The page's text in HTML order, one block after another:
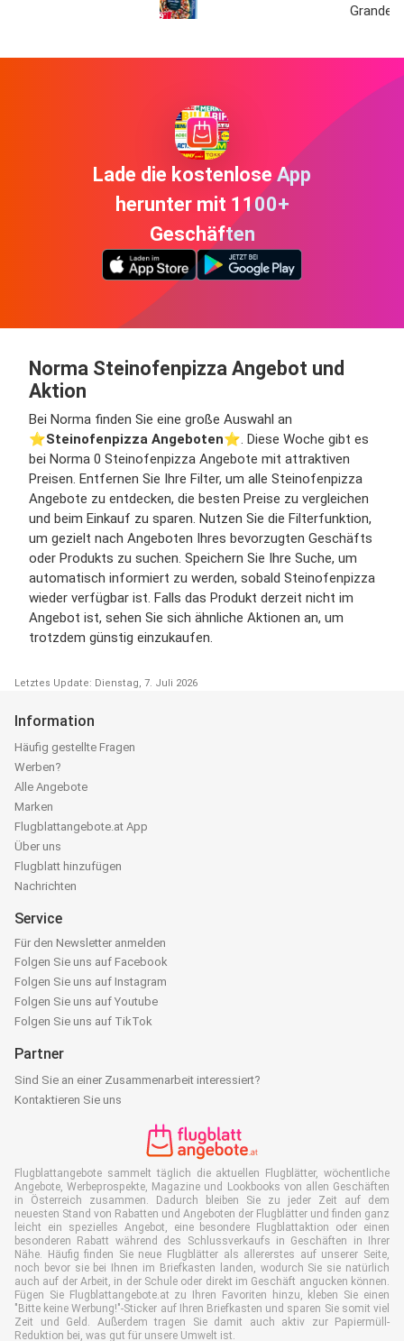
Grande
Lade die kostenlose App
herunter mit 1100+
Geschäften
Norma Steinofenpizza Angebot und
Aktion
Bei Norma finden Sie eine große Auswahl an
⭐️Steinofenpizza Angeboten⭐️. Diese Woche gibt es
bei Norma 0 Steinofenpizza Angebote mit attraktiven
Preisen. Entfernen Sie Ihre Filter, um alle Steinofenpizza
Angebote zu entdecken, die besten Preise zu vergleichen
und beim Einkauf zu sparen. Nutzen Sie die Filterfunktion,
um gezielt nach Angeboten Ihres bevorzugten Geschäfts
oder Produkts zu suchen. Speichern Sie Ihre Suche, um
automatisch informiert zu werden, sobald Steinofenpizza
wieder verfügbar ist. Falls das Produkt derzeit nicht im
Angebot ist, sehen Sie sich ähnliche Aktionen an, um
trotzdem günstig einzukaufen.
Letztes Update: Dienstag, 7. Juli 2026
Information
Häufig gestellte Fragen
Werben?
Alle Angebote
Marken
Flugblattangebote.at App
Über uns
Flugblatt hinzufügen
Nachrichten
Service
Für den Newsletter anmelden
Folgen Sie uns auf Facebook
Folgen Sie uns auf Instagram
Folgen Sie uns auf Youtube
Folgen Sie uns auf TikTok
Partner
Sind Sie an einer Zusammenarbeit interessiert?
Kontaktieren Sie uns
Flugblattangebote sammelt täglich die aktuellen Flugblätter, wöchentliche
Angebote, Werbeprospekte, Magazine und Lookbooks von allen Geschäften
in Österreich zusammen. Dadurch bleiben Sie zu jeder Zeit auf dem
neuesten Stand von Rabatten und Angeboten der Flugblätter und finden ganz
leicht ein spezielles Angebot, eine besondere Flugblattaktion oder einen
besonderen Rabatt während des Schlussverkaufs in Geschäften in Ihrer
Nähe. Häufig finden Sie neue Flugblätter als allererstes auf unserer Seite,
noch bevor sie bei Ihnen im Briefkasten landen, wodurch Sie sie natürlich
auch auf der Arbeit, in der Schule oder direkt im Geschäft angucken können.
Fügen Sie Flugblattangebote.at zu Ihren Favoriten hinzu, kleben Sie einen
"Bitte keine Werbung!"-Sticker auf Ihren Briefkasten und sparen Sie somit viel
Zeit und Geld. Außerdem tragen Sie damit auch aktiv zur Papiermüll-
Reduktion bei, was gut für unsere Umwelt ist.